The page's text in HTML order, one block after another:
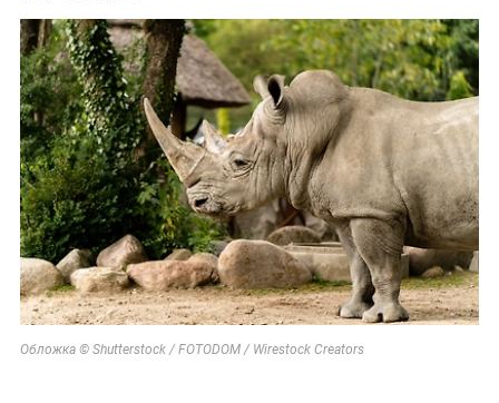
Обложка © Shutterstock / FOTODOM / Wirestock Creators